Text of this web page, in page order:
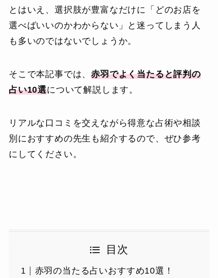
とはいえ、選択肢が豊富なだけに「どのお店を
選べばいいのかわからない」と迷ってしまう人
も多いのではないでしょうか。
そこで本記事では、赤羽でよく当たると評判の
占い10選について解説します。
リアルな口コミを交えながら得意な占術や相談
別におすすめの先生も紹介するので、ぜひ参考
にしてください。
目次
赤羽の当たる占いおすすめ10選！